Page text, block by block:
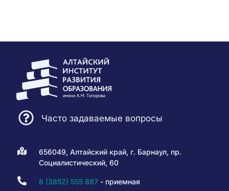
Часто задаваемые вопросы
656049, Алтайский край, г. Барнаул, пр.
Социалистический, 60
8 (3852) 555 887- приемная